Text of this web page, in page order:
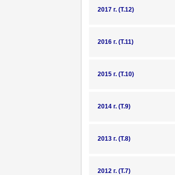
2017 г. (Т.12)
2016 г. (Т.11)
2015 г. (Т.10)
2014 г. (Т.9)
2013 г. (Т.8)
2012 г. (Т.7)